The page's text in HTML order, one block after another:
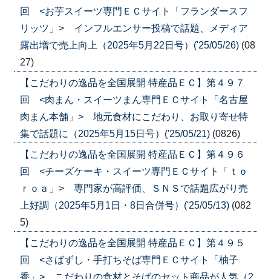
回 <お芋スイーツ専門ＥＣサイト「フランダースフ
リッツ」> インフルエンサー投稿で話題、メディア
露出増で売上向上（2025年5月22日号）('25/05/26) (08
27)
【こだわりの逸品を全国展開 特産品ＥＣ】第４９７
回 <肉まん・スイーツまん専門ＥＣサイト「名古屋
肉まん本舗」> 地元食材にこだわり、お取り寄せ特
集で話題に（2025年5月15日号）('25/05/21) (0826)
【こだわりの逸品を全国展開 特産品ＥＣ】第４９６
回 <チーズケーキ・スイーツ専門ＥＣサイト「ｔｏ
ｒｏａ」> 専門家が高評価、ＳＮＳで話題広がり売
上好調（2025年5月1日・8日合併号）('25/05/13) (082
5)
【こだわりの逸品を全国展開 特産品ＥＣ】第４９５
回 <さばずし・手打ちそば専門ＥＣサイト「柚子
香」> こだわりの食材とそばのセット商品が人気（2